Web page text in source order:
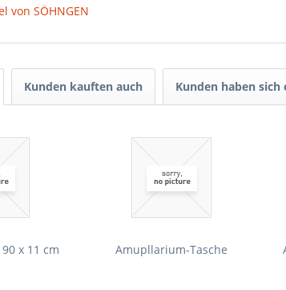
von SÖHNGEN
Kunden kauften auch Kunden haben sich
x 11 cm Amupllarium-Tasche